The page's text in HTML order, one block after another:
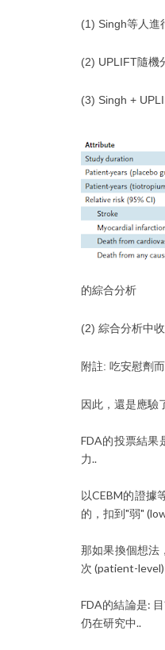
(1) Singh等人進
(2) UPLIFT隨機
(3) Singh +
的綜合分析
(2) 綜合分析中
附註: 吃安慰劑
因此，還是應驗
FDA的投票結果
力..
以CEBM的證據
的，扣到"弱"
那如果換個想法
次 (patient-level)
FDA的結論是:
仍在研究中..